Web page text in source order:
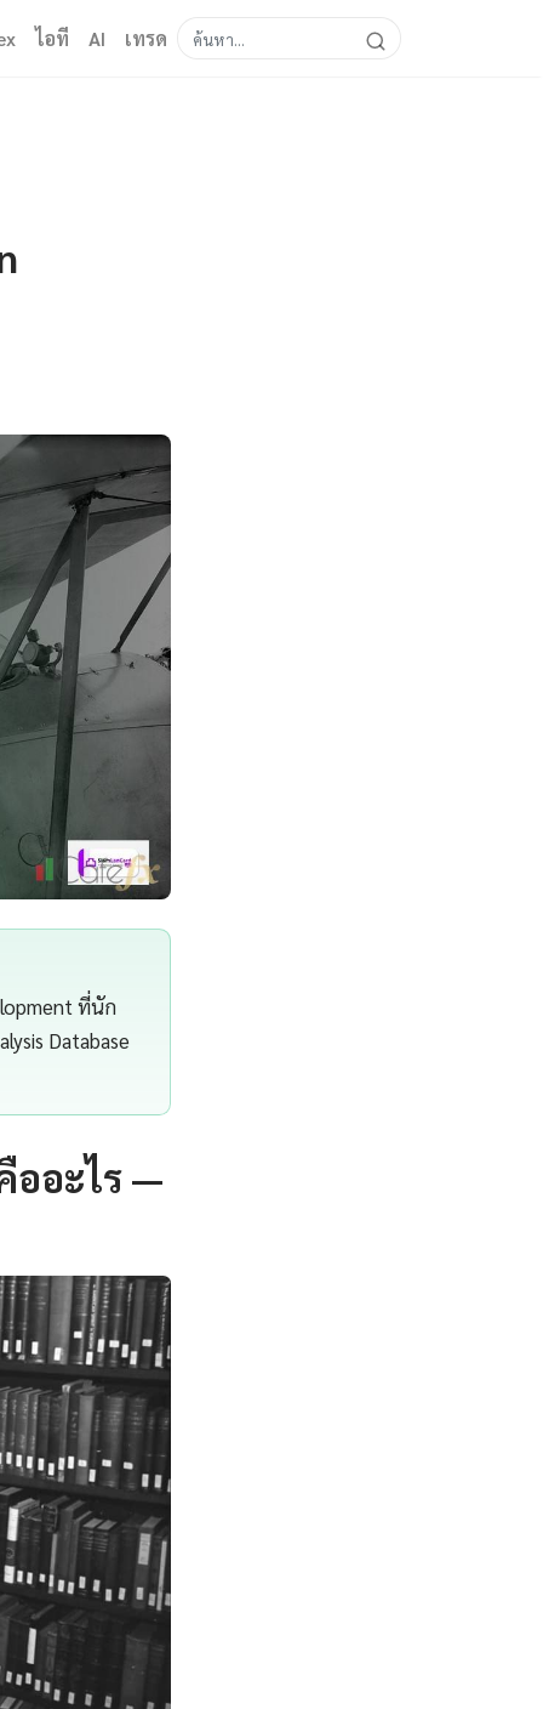
ไอที AI เทรด
ที่นัก
Database
ออะไร —